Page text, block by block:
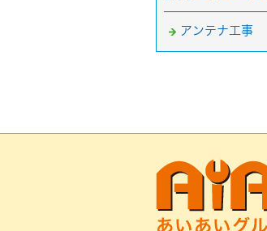
アンテナ工事